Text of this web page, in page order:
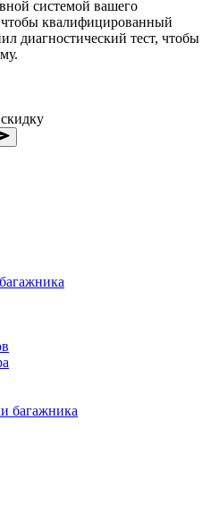
системой вашего
чтобы квалифицированный
диагностический тест, чтобы
багажника